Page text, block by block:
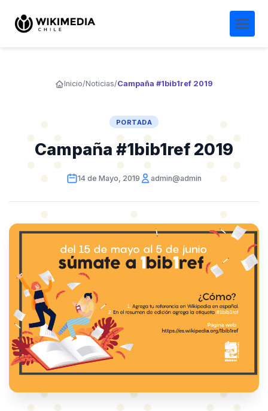
Inicio/Noticias/Campaña #1bib1ref 2019
PORTADA
Campaña #1bib1ref 2019
14 de Mayo, 2019 admin@admin